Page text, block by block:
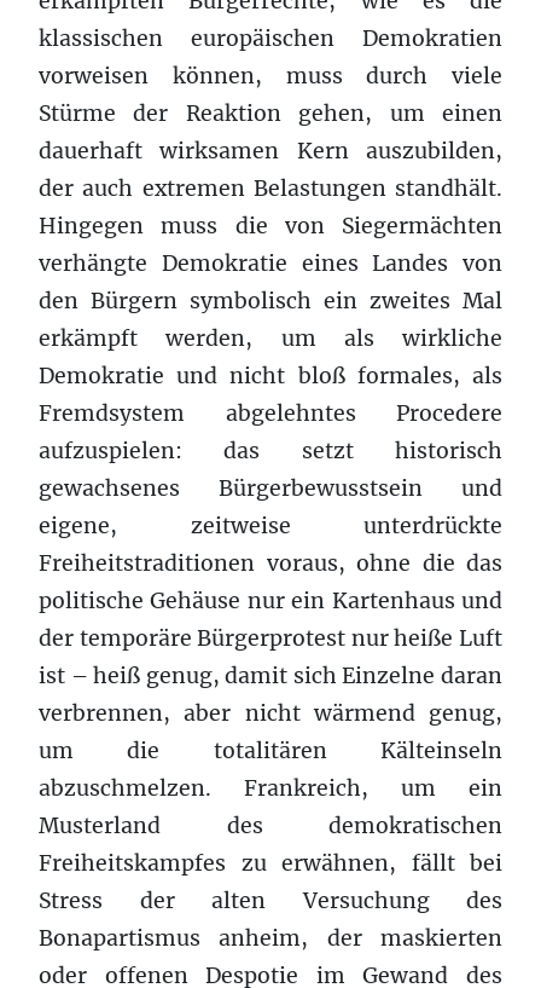
klassischen europäischen Demokratien
vorweisen können, muss durch viele
Stürme der Reaktion gehen, um einen
dauerhaft wirksamen Kern auszubilden,
der auch extremen Belastungen standhält.
Hingegen muss die von Siegermächten
verhängte Demokratie eines Landes von
den Bürgern symbolisch ein zweites Mal
erkämpft werden, um als wirkliche
Demokratie und nicht bloß formales, als
Fremdsystem abgelehntes Procedere
aufzuspielen: das setzt historisch
gewachsenes Bürgerbewusstsein und
eigene, zeitweise unterdrückte
Freiheitstraditionen voraus, ohne die das
politische Gehäuse nur ein Kartenhaus und
der temporäre Bürgerprotest nur heiße Luft
ist – heiß genug, damit sich Einzelne daran
verbrennen, aber nicht wärmend genug,
um die totalitären Kälteinseln
abzuschmelzen. Frankreich, um ein
Musterland des demokratischen
Freiheitskampfes zu erwähnen, fällt bei
Stress der alten Versuchung des
Bonapartismus anheim, der maskierten
oder offenen Despotie im Gewand des